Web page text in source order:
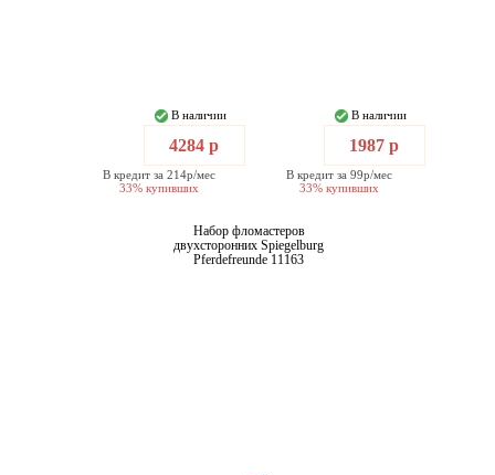
В наличии
4284 р
В кредит за 214р/мес
33% купивших
В наличии
1987 р
В кредит за 99р/мес
33% купивших
Набор фломастеров
двухсторонних Spiegelburg
Pferdefreunde 11163